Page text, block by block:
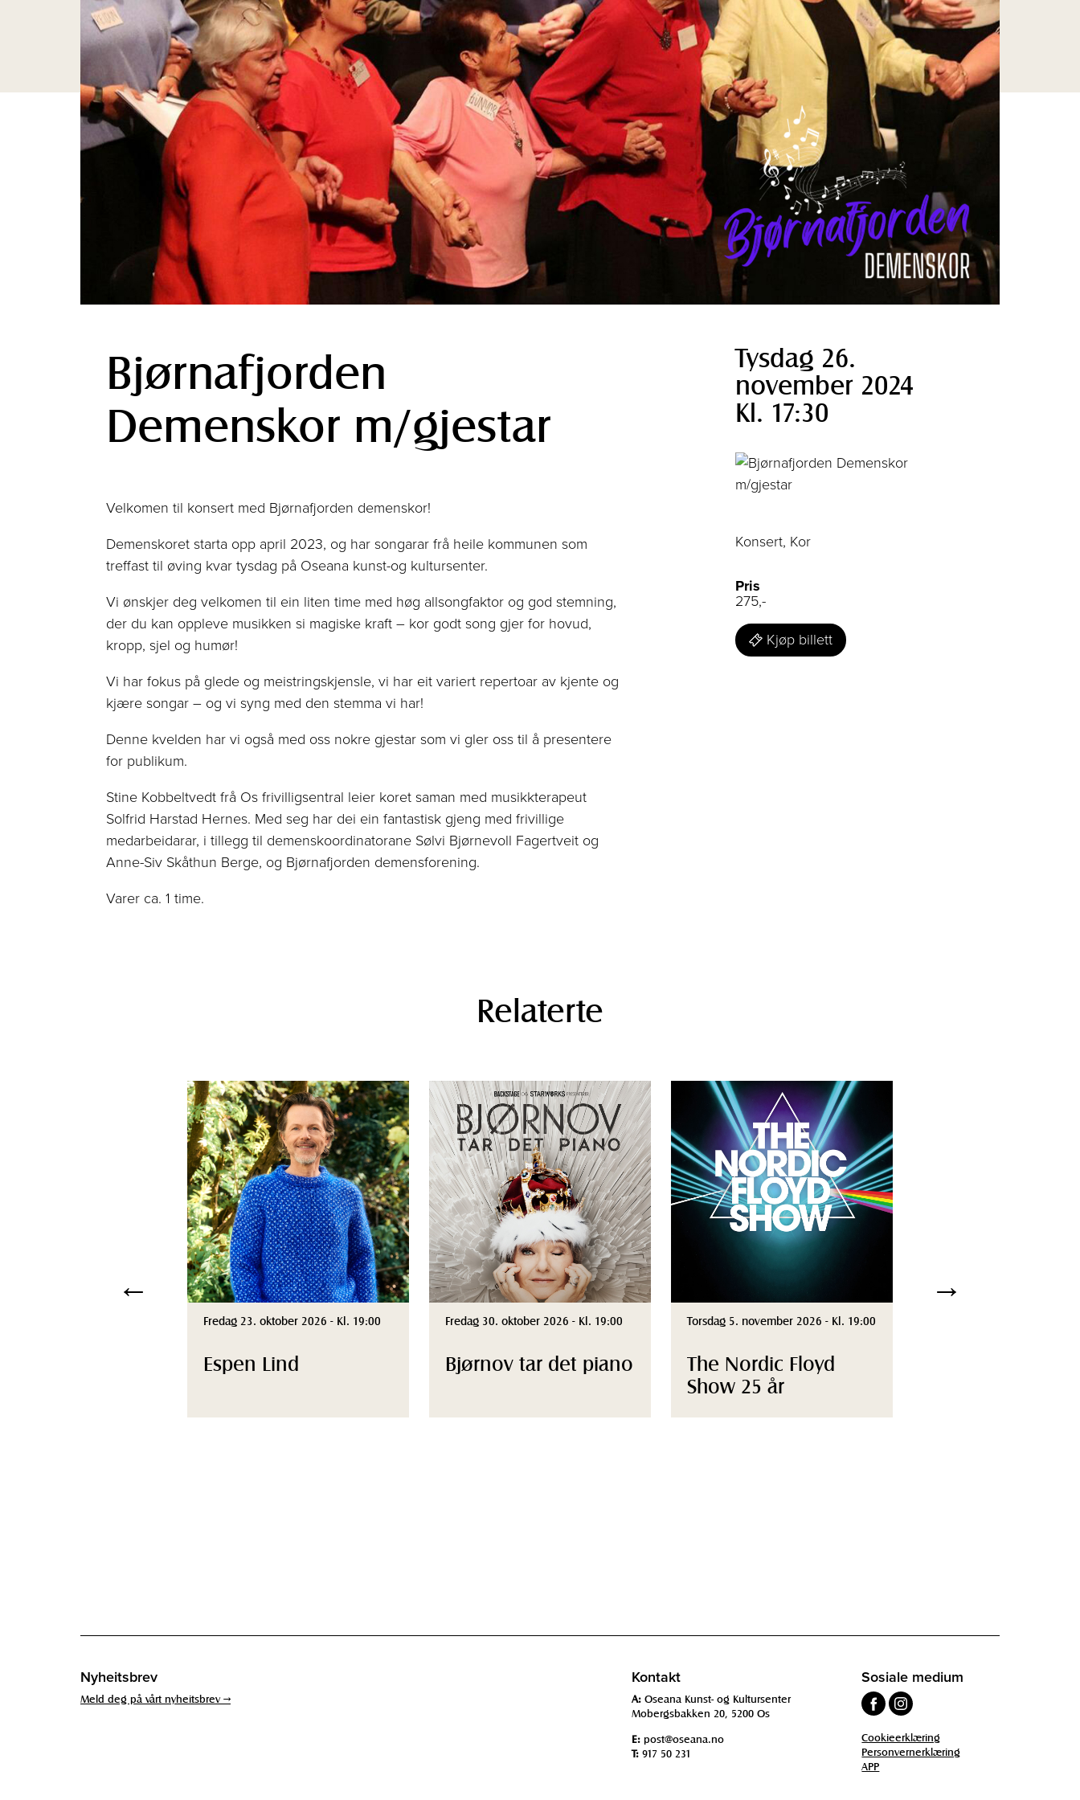
Bjørnafjorden
Demenskor m/gjestar
Velkomen til konsert med Bjørnafjorden demenskor!
Demenskoret starta opp april 2023, og har songarar frå heile kommunen som
treffast til øving kvar tysdag på Oseana kunst-og kultursenter.
Vi ønskjer deg velkomen til ein liten time med høg allsongfaktor og god stemning,
der du kan oppleve musikken si magiske kraft – kor godt song gjer for hovud,
kropp, sjel og humør!
Vi har fokus på glede og meistringskjensle, vi har eit variert repertoar av kjente og
kjære songar – og vi syng med den stemma vi har!
Denne kvelden har vi også med oss nokre gjestar som vi gler oss til å presentere
for publikum.
Stine Kobbeltvedt frå Os frivilligsentral leier koret saman med musikkterapeut
Solfrid Harstad Hernes. Med seg har dei ein fantastisk gjeng med frivillige
medarbeidarar, i tillegg til demenskoordinatorane Sølvi Bjørnevoll Fagertveit og
Anne-Siv Skåthun Berge, og Bjørnafjorden demensforening.
Varer ca. 1 time.
Tysdag 26.
november 2024
Kl. 17:30
Konsert, Kor
Pris
275,-
Kjøp billett
Relaterte
←
Fredag 23. oktober 2026 - Kl. 19:00
Espen Lind
Fredag 30. oktober 2026 - Kl. 19:00
Bjørnov tar det piano
Torsdag 5. november 2026 - Kl. 19:00
The Nordic Floyd
Show 25 år
→
Nyheitsbrev
Meld deg på vårt nyheitsbrev →
Kontakt
A:Oseana Kunst- og Kultursenter
Mobergsbakken 20, 5200 Os
E:post@oseana.no
T:917 50 231
Sosiale medium
Cookieerklæring
Personvernerklæring
APP